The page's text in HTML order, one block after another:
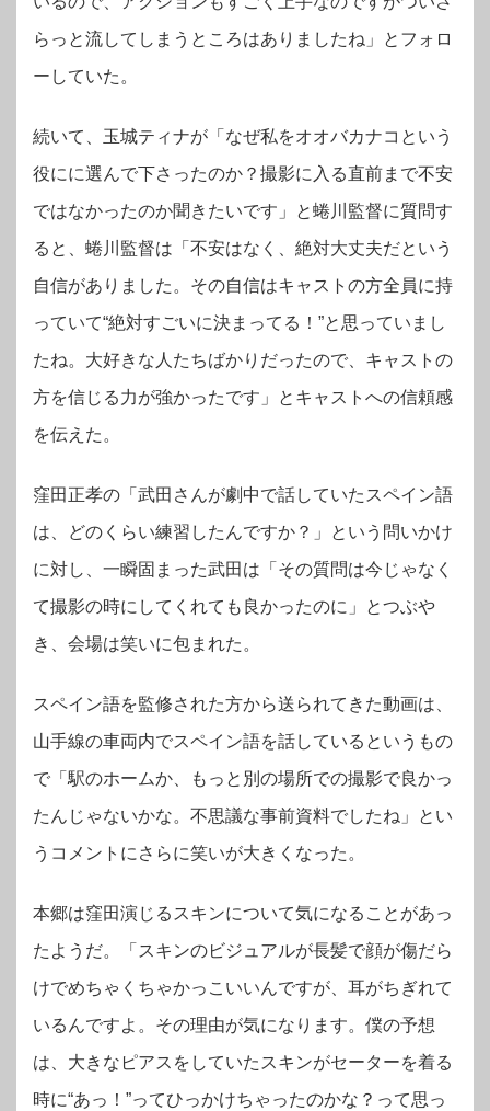
らっと流してしまうところはありましたね」とフォロ
ーしていた。
続いて、玉城ティナが「なぜ私をオオバカナコという
役にに選んで下さったのか？撮影に入る直前まで不安
ではなかったのか聞きたいです」と蜷川監督に質問す
ると、蜷川監督は「不安はなく、絶対大丈夫だという
自信がありました。その自信はキャストの方全員に持
っていて“絶対すごいに決まってる！”と思っていまし
たね。大好きな人たちばかりだったので、キャストの
方を信じる力が強かったです」とキャストへの信頼感
を伝えた。
窪田正孝の「武田さんが劇中で話していたスペイン語
は、どのくらい練習したんですか？」という問いかけ
に対し、一瞬固まった武田は「その質問は今じゃなく
て撮影の時にしてくれても良かったのに」とつぶや
き、会場は笑いに包まれた。
スペイン語を監修された方から送られてきた動画は、
山手線の車両内でスペイン語を話しているというもの
で「駅のホームか、もっと別の場所での撮影で良かっ
たんじゃないかな。不思議な事前資料でしたね」とい
うコメントにさらに笑いが大きくなった。
本郷は窪田演じるスキンについて気になることがあっ
たようだ。「スキンのビジュアルが長髪で顔が傷だら
けでめちゃくちゃかっこいいんですが、耳がちぎれて
いるんですよ。その理由が気になります。僕の予想
は、大きなピアスをしていたスキンがセーターを着る
時に“あっ！”ってひっかけちゃったのかな？って思っ